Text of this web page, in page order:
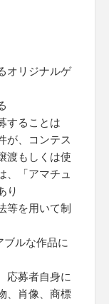
オリジナルゲ
することは
が、コンテス
渡もしくは使
、「アマチュ
り
等を用いて制
ルな作品に
応募者自身に
、肖像、商標